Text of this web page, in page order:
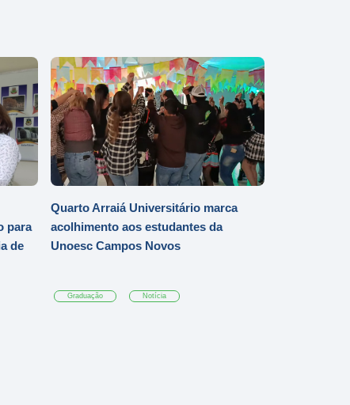
para
de
Quarto Arraiá Universitário marca
acolhimento aos estudantes da
Unoesc Campos Novos
Graduação Notícia